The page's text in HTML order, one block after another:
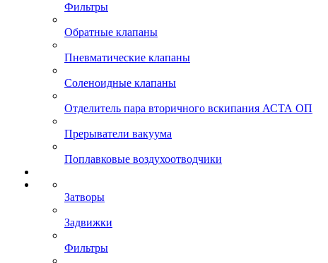
Фильтры
Обратные клапаны
Пневматические клапаны
Соленоидные клапаны
Отделитель пара вторичного вскипания АСТА ОП
Прерыватели вакуума
Поплавковые воздухоотводчики
Затворы
Задвижки
Фильтры